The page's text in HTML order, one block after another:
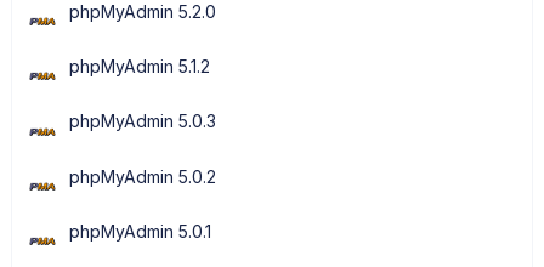
phpMyAdmin 5.2.0
phpMyAdmin 5.1.2
phpMyAdmin 5.0.3
phpMyAdmin 5.0.2
phpMyAdmin 5.0.1